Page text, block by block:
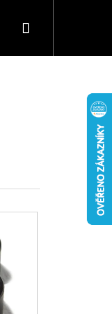
Tabulky velikostí
Nákupní